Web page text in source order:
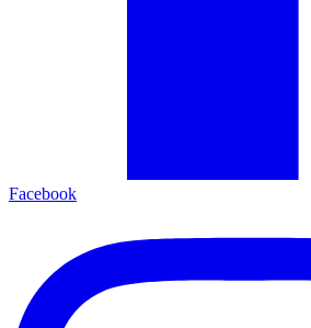
Facebook